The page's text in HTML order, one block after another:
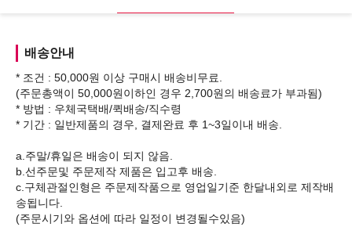
배송안내
* 조건 : 50,000원 이상 구매시 배송비무료.
(주문총액이 50,000원이하인 경우 2,700원의 배송료가 부과됨)
* 방법 : 우체국택배/퀵배송/직수령
* 기간 : 일반제품의 경우, 결제완료 후 1~3일이내 배송.
a.주말/휴일은 배송이 되지 않음.
b.선주문및 주문제작 제품은 입고후 배송.
c.구체관절인형은 주문제작품으로 영업일기준 한달내외로 제작배
송됩니다.
(주문시기와 옵션에 따라 일정이 변경될수있음)